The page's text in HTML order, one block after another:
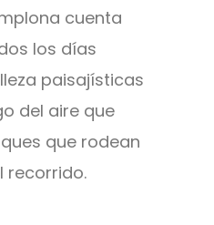
cuenta
los días
paisajísticas
del aire que
que rodean
recorrido.